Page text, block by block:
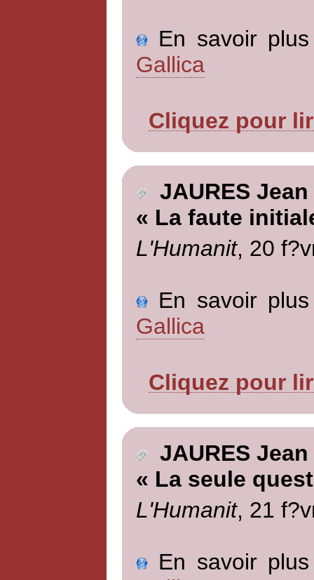
En savoir
Gallica
Cliquez pour
JAURES Jean
« La faute
L'Humanit, 20
En savoir
Gallica
Cliquez pour
JAURES Jean
« La seule
L'Humanit, 21
En savoir